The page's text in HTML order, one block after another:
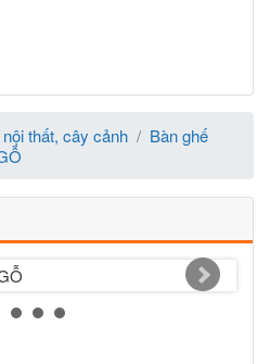
thất, cây cảnh
Bàn ghế